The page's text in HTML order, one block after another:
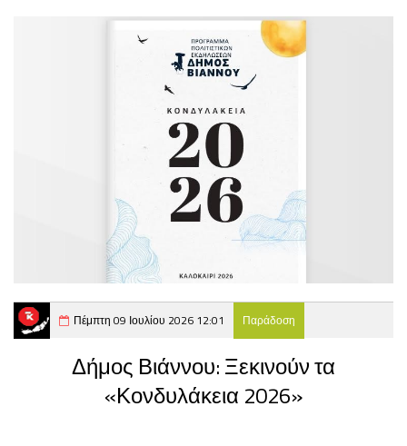
Πέμπτη 09 Ιουλίου 2026 12:01 Παράδοση
Δήμος Βιάννου: Ξεκινούν τα
«Κονδυλάκεια 2026»